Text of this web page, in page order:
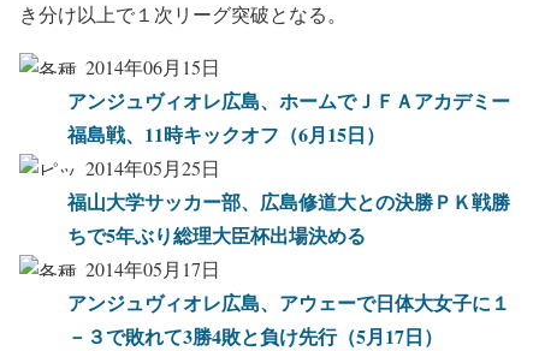
き分け以上で１次リーグ突破となる。
2014年06月15日
アンジュヴィオレ広島、ホームでＪＦＡアカデミー
福島戦、11時キックオフ（6月15日）
2014年05月25日
福山大学サッカー部、広島修道大との決勝ＰＫ戦勝
ちで5年ぶり総理大臣杯出場決める
2014年05月17日
アンジュヴィオレ広島、アウェーで日体大女子に１
－３で敗れて3勝4敗と負け先行（5月17日）